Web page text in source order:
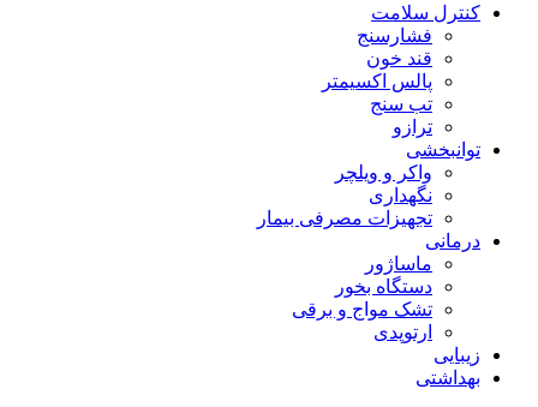
کنترل سلامت
فشارسنج
قند خون
پالس اکسیمتر
تب سنج
ترازو
توانبخشی
واکر و ویلچر
نگهداری
تجهیزات مصرفی بیمار
درمانی
ماساژور
دستگاه بخور
تشک مواج و برقی
ارتوپدی
زیبایی
بهداشتی